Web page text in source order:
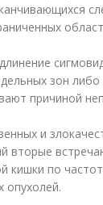
зон либо
причиной
и
вторые
кишки по
опухолей.